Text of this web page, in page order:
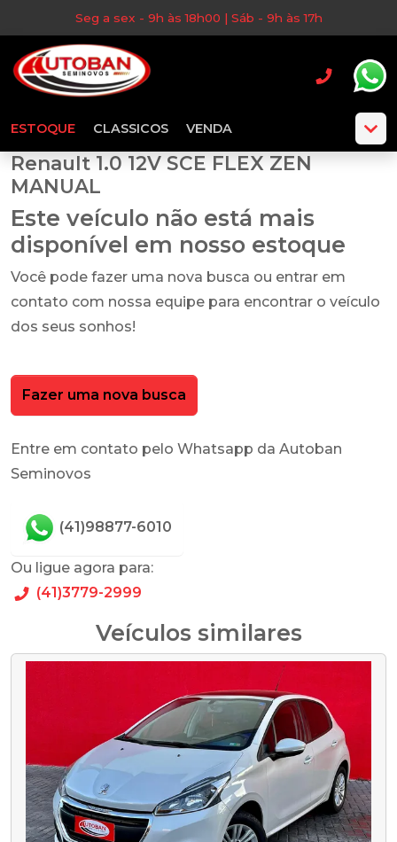
Seg a sex - 9h às 18h00 | Sáb - 9h às 17h
ESTOQUE CLASSICOS VENDA
Renault 1.0 12V SCE FLEX ZEN
MANUAL
Este veículo não está mais
disponível em nosso estoque
Você pode fazer uma nova busca ou entrar em
contato com nossa equipe para encontrar o veículo
dos seus sonhos!
Fazer uma nova busca
Entre em contato pelo Whatsapp da Autoban
Seminovos
(41)98877-6010
Ou ligue agora para:
(41)3779-2999
Veículos similares